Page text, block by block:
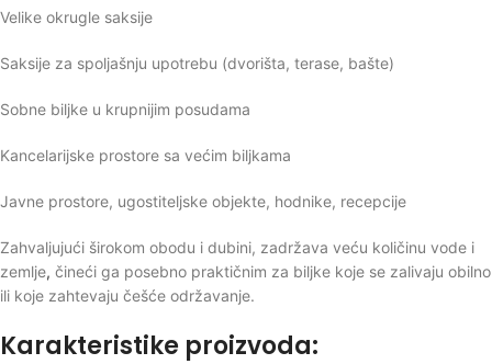
Velike okrugle saksije
Saksije za spoljašnju upotrebu (dvorišta, terase, bašte)
Sobne biljke u krupnijim posudama
Kancelarijske prostore sa većim biljkama
Javne prostore, ugostiteljske objekte, hodnike, recepcije
Zahvaljujući širokom obodu i dubini, zadržava veću količinu vode i
zemlje, čineći ga posebno praktičnim za biljke koje se zalivaju obilno
ili koje zahtevaju češće održavanje.
Karakteristike proizvoda: